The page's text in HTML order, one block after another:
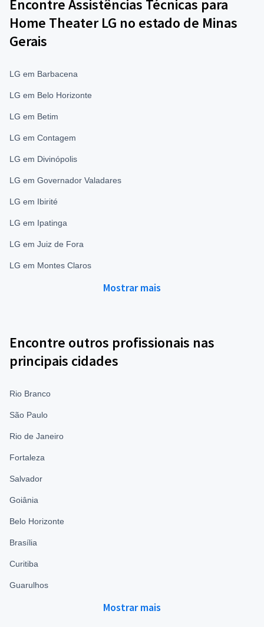
Encontre Assistências Técnicas para
Home Theater LG no estado de Minas
Gerais
LG em Barbacena
LG em Belo Horizonte
LG em Betim
LG em Contagem
LG em Divinópolis
LG em Governador Valadares
LG em Ibirité
LG em Ipatinga
LG em Juiz de Fora
LG em Montes Claros
Mostrar mais
Encontre outros profissionais nas
principais cidades
Rio Branco
São Paulo
Rio de Janeiro
Fortaleza
Salvador
Goiânia
Belo Horizonte
Brasília
Curitiba
Guarulhos
Mostrar mais